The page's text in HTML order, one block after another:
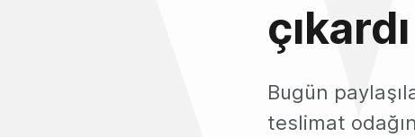
çıkardı
Bugün
teslimat